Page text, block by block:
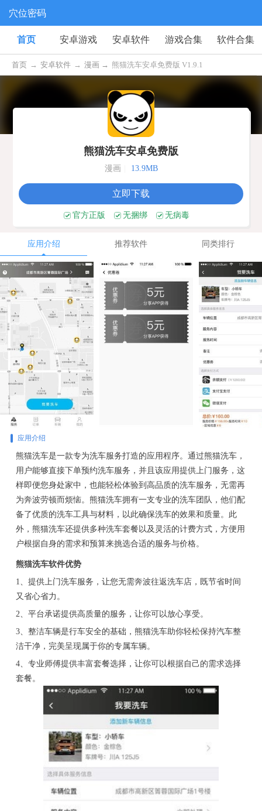
穴位密码
首页 安卓游戏 安卓软件 游戏合集 软件合集
首页 → 安卓软件 → 漫画 → 熊猫洗车安卓免费版 V1.9.1
熊猫洗车安卓免费版
漫画 13.9MB
立即下载
官方正版 无捆绑 无病毒
应用介绍 推荐软件 同类排行
应用介绍
熊猫洗车是一款专为洗车服务打造的应用程序。通过熊猫洗车，
用户能够直接下单预约洗车服务，并且该应用提供上门服务，这
样即便您身处家中，也能轻松体验到高品质的洗车服务，无需再
为奔波劳顿而烦恼。熊猫洗车拥有一支专业的洗车团队，他们配
备了优质的洗车工具与材料，以此确保洗车的效果和质量。此
外，熊猫洗车还提供多种洗车套餐以及灵活的计费方式，方便用
户根据自身的需求和预算来挑选合适的服务与价格。
熊猫洗车软件优势
1、提供上门洗车服务，让您无需奔波往返洗车店，既节省时间
又省心省力。
2、平台承诺提供高质量的服务，让你可以放心享受。
3、整洁车辆是行车安全的基础，熊猫洗车助你轻松保持汽车整
洁干净，完美呈现属于你的专属车辆。
4、专业师傅提供丰富套餐选择，让你可以根据自己的需求选择
套餐。